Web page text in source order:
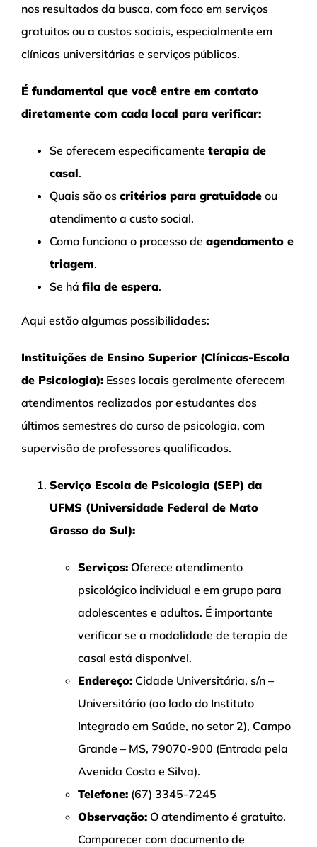
nos resultados da busca, com foco em serviços
gratuitos ou a custos sociais, especialmente em
clínicas universitárias e serviços públicos.
É fundamental que você entre em contato
diretamente com cada local para verificar:
Se oferecem especificamente terapia de
casal.
Quais são os critérios para gratuidade ou
atendimento a custo social.
Como funciona o processo de agendamento e
triagem.
Se há fila de espera.
Aqui estão algumas possibilidades:
Instituições de Ensino Superior (Clínicas-Escola
de Psicologia): Esses locais geralmente oferecem
atendimentos realizados por estudantes dos
últimos semestres do curso de psicologia, com
supervisão de professores qualificados.
Serviço Escola de Psicologia (SEP) da
UFMS (Universidade Federal de Mato
Grosso do Sul):
Serviços: Oferece atendimento
psicológico individual e em grupo para
adolescentes e adultos. É importante
verificar se a modalidade de terapia de
casal está disponível.
Endereço: Cidade Universitária, s/n –
Universitário (ao lado do Instituto
Integrado em Saúde, no setor 2), Campo
Grande – MS, 79070-900 (Entrada pela
Avenida Costa e Silva).
Telefone: (67) 3345-7245
Observação: O atendimento é gratuito.
Comparecer com documento de